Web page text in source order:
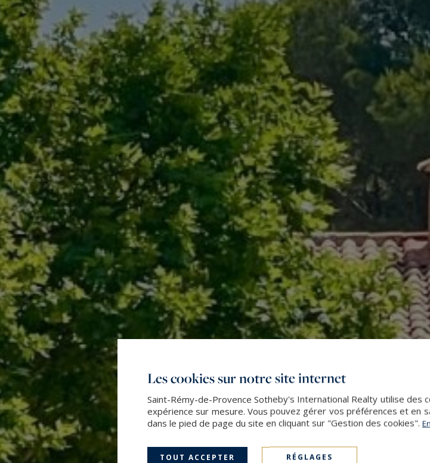
Les cookies sur notre site internet
Saint-Rémy-de-Provence Sotheby's International Realty utilise des
expérience sur mesure. Vous pouvez gérer vos préférences et en
dans le pied de page du site en cliquant sur "Gestion des cookies".
TOUT ACCEPTER RÉGLAGES